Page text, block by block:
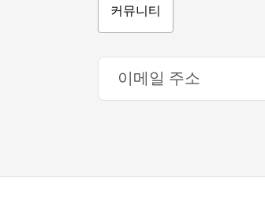
커뮤니티